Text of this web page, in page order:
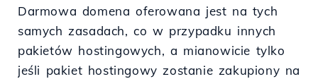
Darmowa domena oferowana jest na tych
samych zasadach, co w przypadku innych
pakietów hostingowych, a mianowicie tylko
jeśli pakiet hostingowy zostanie zakupiony na